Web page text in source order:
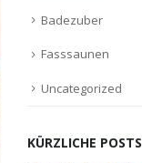
Badezuber
Fasssaunen
Uncategorized
KÜRZLICHE POSTS